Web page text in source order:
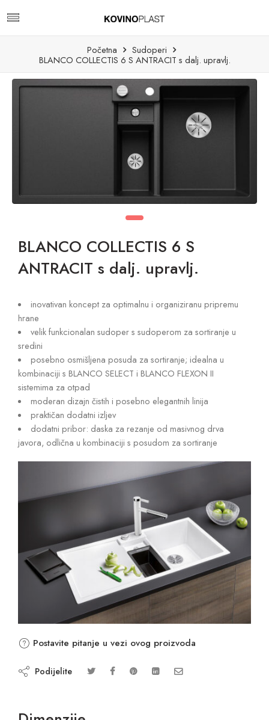
Početna
Sudoperi
BLANCO COLLECTIS 6 S ANTRACIT s dalj. upravlj.
BLANCO COLLECTIS 6 S
ANTRACIT s dalj. upravlj.
inovativan koncept za optimalnu i organiziranu pripremu
hrane
velik funkcionalan sudoper s sudoperom za sortiranje u
sredini
posebno osmišljena posuda za sortiranje; idealna u
kombinaciji s BLANCO SELECT i BLANCO FLEXON II
sistemima za otpad
moderan dizajn čistih i posebno elegantnih linija
praktičan dodatni izljev
dodatni pribor: daska za rezanje od masivnog drva
javora, odlična u kombinaciji s posudom za sortiranje
Postavite pitanje u vezi ovog proizvoda
Podijelite